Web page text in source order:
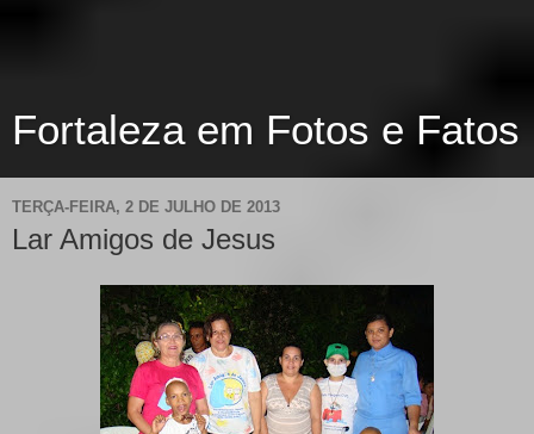
Fortaleza em Fotos e Fatos
TERÇA-FEIRA, 2 DE JULHO DE 2013
Lar Amigos de Jesus